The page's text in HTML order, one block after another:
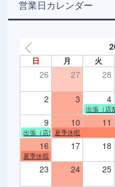
営業日カレンダー
日 月 火
26 27 28
2 3 4
出張（店
9 10 11
出張（店舗不在）
夏季休暇
16 17 18
夏季休暇
23 24 25